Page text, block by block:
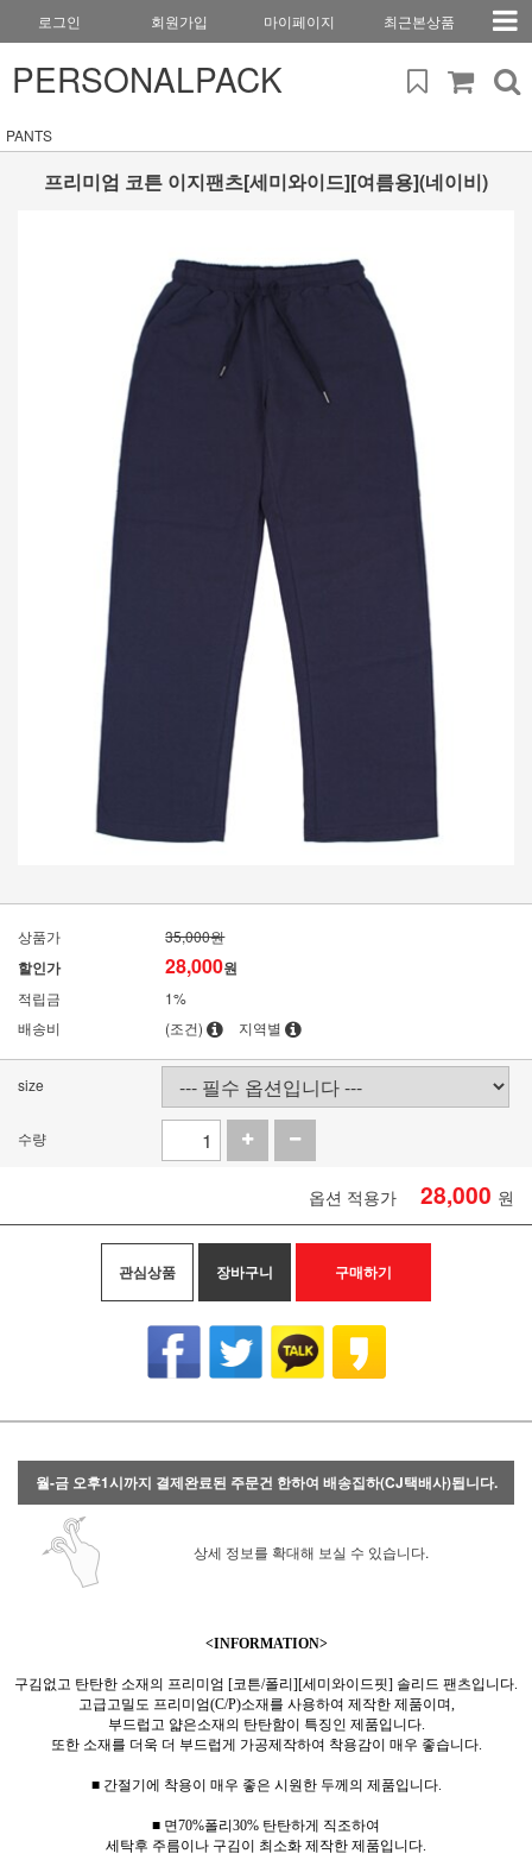
로그인 회원가입 마이페이지 최근본상품
PERSONALPACK
PANTS
프리미엄 코튼 이지팬츠[세미와이드][여름용](네이비)
상품가 35,000원
할인가 28,000원
적립금
1%
배송비
(조건) 지역별
size
수량
옵션 적용가 28,000 원
관심상품 장바구니 구매하기
월-금 오후1시까지 결제완료된 주문건 한하여 배송집하(CJ택배사)됩니다.
상세 정보를 확대해 보실 수 있습니다.
<INFORMATION>
구김없고 탄탄한 소재의 프리미엄 [코튼/폴리][세미와이드핏] 솔리드 팬츠입니다.
고급고밀도 프리미엄(C/P)소재를 사용하여 제작한 제품이며,
부드럽고 얇은소재의 탄탄함이 특징인 제품입니다.
또한 소재를 더욱 더 부드럽게 가공제작하여 착용감이 매우 좋습니다.
■ 간절기에 착용이 매우 좋은 시원한 두께의 제품입니다.
■ 면70%폴리30% 탄탄하게 직조하여
세탁후 주름이나 구김이 최소화 제작한 제품입니다.